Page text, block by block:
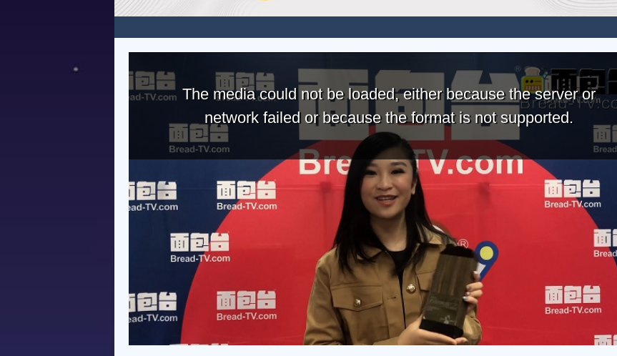
The media could not be loaded, either because the server or
network failed or because the format is not supported.